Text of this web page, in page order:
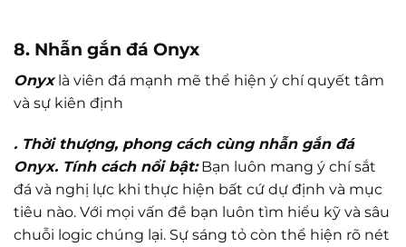
8. Nhẫn gắn đá Onyx
Onyxlà viên đá mạnh mẽ thể hiện ý chí quyết tâm
và sự kiên định
. Thời thượng, phong cách cùng nhẫn gắn đá
Onyx. Tính cách nổi bật:Bạn luôn mang ý chí sắt
đá và nghị lực khi thực hiện bất cứ dự định và mục
tiêu nào. Với mọi vấn đề bạn luôn tìm hiểu kỹ và sâu
chuỗi logic chúng lại. Sự sáng tỏ còn thể hiện rõ nét